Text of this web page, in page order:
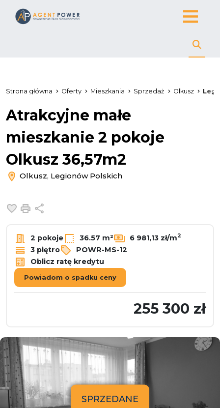
Strona główna Oferty Mieszkania Sprzedaż Olkusz
Atrakcyjne małe
mieszkanie 2 pokoje
Olkusz 36,57m2
Olkusz, Legionów Polskich
Dodaj do ulubionych
Drukuj
2 pokoje 36.57 m² 6 981,13 zł/m2
3 piętro
POWR-MS-12
Oblicz ratę kredytu
Powiadom o spadku ceny
255 300 zł
SPRZEDANE